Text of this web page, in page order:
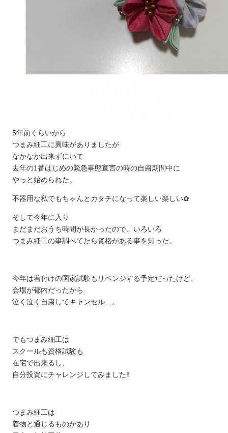
5年前くらいから
つまみ細工に興味がありましたが
なかなか出来ずにいて
去年の1番はじめの緊急事態宣言の時の自粛期間中に
やっと始められた。
不器用な私でもちゃんとカタチになって楽しい楽しい✿︎
そして今年に入り
まだまだおうち時間が長かったので、いろいろ
つまみ細工の事調べてたら資格がある事を知った。
今年は着付けの国家試験もリベンジする予定だったけど、
会場が都内だったから
泣く泣く自粛してキャンセル…。
でもつまみ細工は
スクールも資格試験も
在宅で出来るし、
自分投資にチャレンジしてみました‼︎
つまみ細工は
着物と通じるものがあり